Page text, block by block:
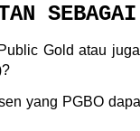
Gold atau
yang PGBO